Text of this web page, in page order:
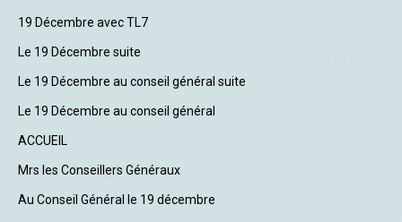
19 Décembre avec TL7
Le 19 Décembre suite
Le 19 Décembre au conseil général suite
Le 19 Décembre au conseil général
ACCUEIL
Mrs les Conseillers Généraux
Au Conseil Général le 19 décembre